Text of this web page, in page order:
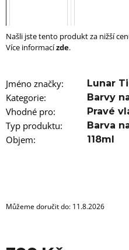
Našli jste tento produkt za nižší
Více informacízde.
Jméno značky: Lunar
Kategorie: Barvy
Vhodné pro: Pravé
Typ produktu: Barva
Objem: 118ml
Můžeme doručit do: 11.8.2026
m
e
JUMBO
BRAID
KANEKALON
4
SUPERBRAID
99
Kč